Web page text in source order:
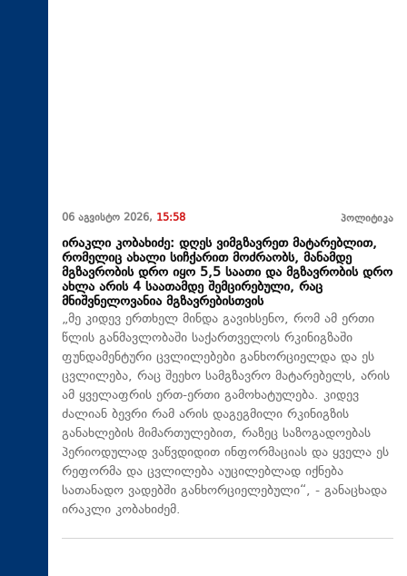
06 აგვისტო 2026, 15:58 პოლიტიკა
ირაკლი კობახიძე: დღეს ვიმგზავრეთ მატარებლით,
რომელიც ახალი სიჩქარით მოძრაობს, მანამდე
მგზავრობის დრო იყო 5,5 საათი და მგზავრობის დრო
ახლა არის 4 საათამდე შემცირებული, რაც
მნიშვნელოვანია მგზავრებისთვის
„მე კიდევ ერთხელ მინდა გავიხსენო, რომ ამ ერთი
წლის განმავლობაში საქართველოს რკინიგზაში
ფუნდამენტური ცვლილებები განხორციელდა და ეს
ცვლილება, რაც შეეხო სამგზავრო მატარებელს, არის
ამ ყველაფრის ერთ-ერთი გამოხატულება. კიდევ
ძალიან ბევრი რამ არის დაგეგმილი რკინიგზის
განახლების მიმართულებით, რაზეც საზოგადოებას
პერიოდულად ვაწვდიდით ინფორმაციას და ყველა ეს
რეფორმა და ცვლილება აუცილებლად იქნება
სათანადო ვადებში განხორციელებული“, - განაცხადა
ირაკლი კობახიძემ.